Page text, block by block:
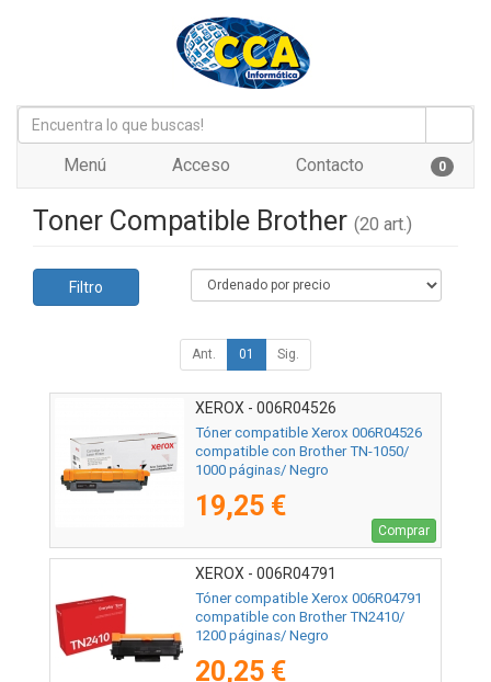
Menú Acceso Contacto 0
Toner Compatible Brother (20 art.)
Filtro
Ant. 01 Sig.
XEROX - 006R04526
Tóner compatible Xerox 006R04526
compatible con Brother TN-1050/
1000 páginas/ Negro
19,25 €
Comprar
XEROX - 006R04791
Tóner compatible Xerox 006R04791
compatible con Brother TN2410/
1200 páginas/ Negro
20,25 €